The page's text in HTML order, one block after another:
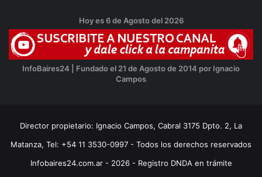
Hoy es 6 de Agosto del 2026
InfoBaires24 | Fundado el 21 de Agosto de 2014 por Ignacio
Campos
Director propietario: Ignacio Campos, Cabral 3175 Dpto. 2, La
Matanza, Tel: +54 11 3530-0997 - Todos los derechos reservados
Infobaires24.com.ar - 2026 - Registro DNDA en trámite